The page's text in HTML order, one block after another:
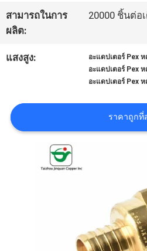
เรา
ข่าว
ขอ
ใบ
สามารถในการ
ผลิต:
20000 ชิ้นต่อ
แสงสูง: อะแดปเตอร์ Pex ห
อะแดปเตอร์ Pex
อะแดปเตอร์ Pex
ราคาถูกที่